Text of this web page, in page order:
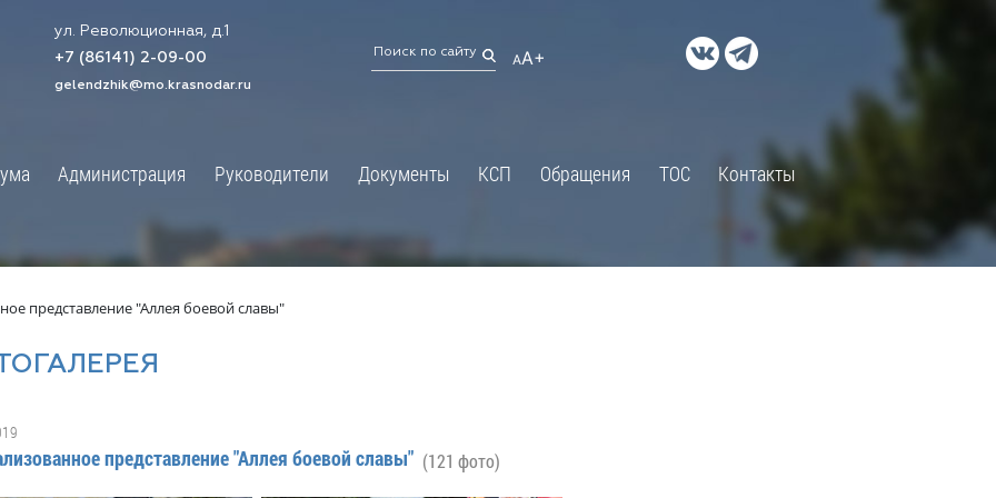
ул. Революционная, д.1
+7 (86141) 2-09-00
gelendzhik@mo.krasnodar.ru
АA+
Администрация Руководители Документы КСП Обращения ТОС Контакты
×
информация
организации
График приёмов граждан
депутатами
Депутатское объединение
Сведения о доходах, расходах, об
ДОКУМЕНТЫ
Правовые акты и их экспертиза
Экспертиза действующих
нормативных правовых актов
Оценка применения
представление "Аллея боевой славы"
представление "Аллея боевой славы" (121 фото)